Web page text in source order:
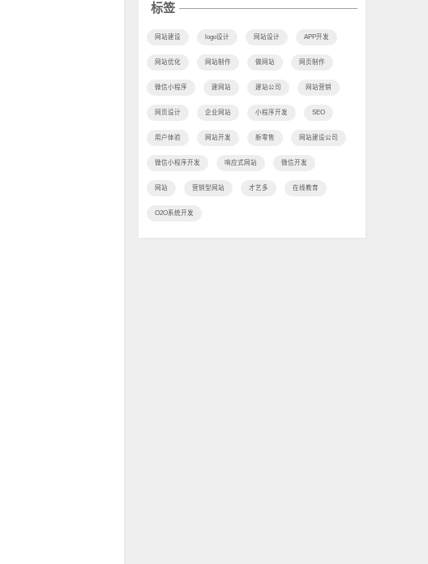
标签
网站建设 logo设计 网站设计 APP开发
网站优化 网站制作 做网站 网页制作
微信小程序 建网站 建站公司 网站营销
网页设计 企业网站 小程序开发 SEO
用户体验 网站开发 新零售 网站建设公司
微信小程序开发 响应式网站 微信开发
网站 营销型网站 才艺多 在线教育
O2O系统开发